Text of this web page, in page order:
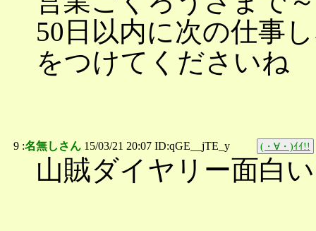
50日以内に次の仕事
をつけてくださいね
9 :名無しさん 15/03/21 20:07 ID:qGE__jTE_y (・∀・)ｲｲ!!
山賊ダイヤリー面白